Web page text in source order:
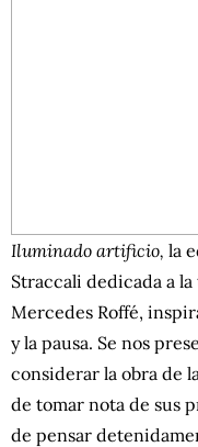
Iluminado artificio, la
Straccali dedicada a
Mercedes Roffé,
y la pausa. Se nos
considerar la obra de
de tomar nota de sus
de pensar